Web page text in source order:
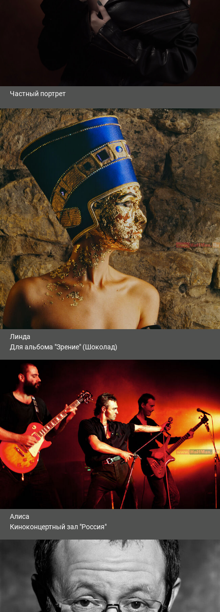
Частный портрет
Линда
Для альбома "Зрение" (Шоколад)
Алиса
Киноконцертный зал "Россия"